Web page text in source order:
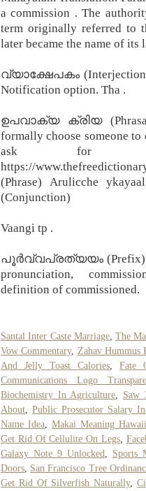
a commission . The
term originally referred to
later became the name of its
വ്യാക്ഷേപകം (Interjection)
Notification option. Tha .
ഉപവാക്യ ക്രിയ (Phrasal
formally choose someone
ask for a
https://
(Phrase) Arulicche
(Conjunction)
Vaangi tp .
പൂർവ്വപ്രത്യയം (Prefix)
pronunciation,
definition of commissioned.
Santal Inter Caste Marriage, The
Vow Commentary, Zahav Hummus
And Jelly Toast Calories ,Fate
Communications Logo
Biochemistry In Agriculture
Saw
About
Public Prosecutor Salary
Name Idea
Makai Meaning
Get Rid Of Cellulite On Legs,
Galaxy Note 9 Unlocked
Sports
Doors San Francisco Tree
Get Rid Of Silverfish Naturally,